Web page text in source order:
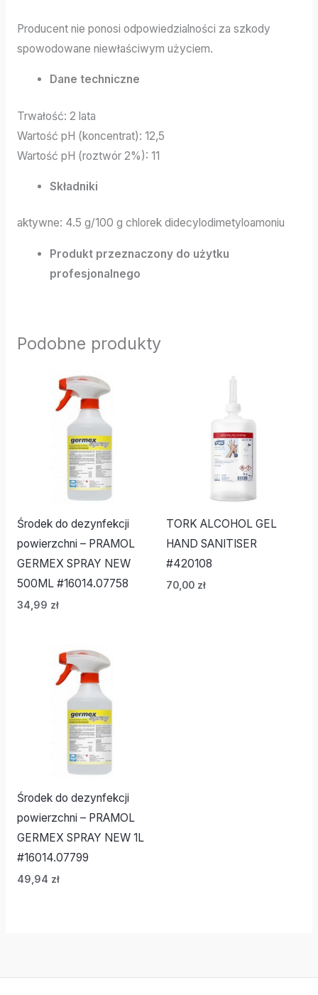
Producent nie ponosi odpowiedzialności za szkody
spowodowane niewłaściwym użyciem.
Dane techniczne
Trwałość: 2 lata
Wartość pH (koncentrat): 12,5
Wartość pH (roztwór 2%): 11
Składniki
aktywne: 4.5 g/100 g chlorek didecylodimetyloamoniu
Produkt przeznaczony do użytku
profesjonalnego
Podobne produkty
Środek do dezynfekcji
powierzchni – PRAMOL
GERMEX SPRAY NEW
500ML #16014.07758
34,99 zł
TORK ALCOHOL GEL
HAND SANITISER
#420108
70,00 zł
Środek do dezynfekcji
powierzchni – PRAMOL
GERMEX SPRAY NEW 1L
#16014.07799
49,94 zł